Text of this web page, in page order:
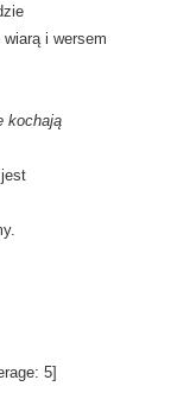
i wersem
kochają
5]